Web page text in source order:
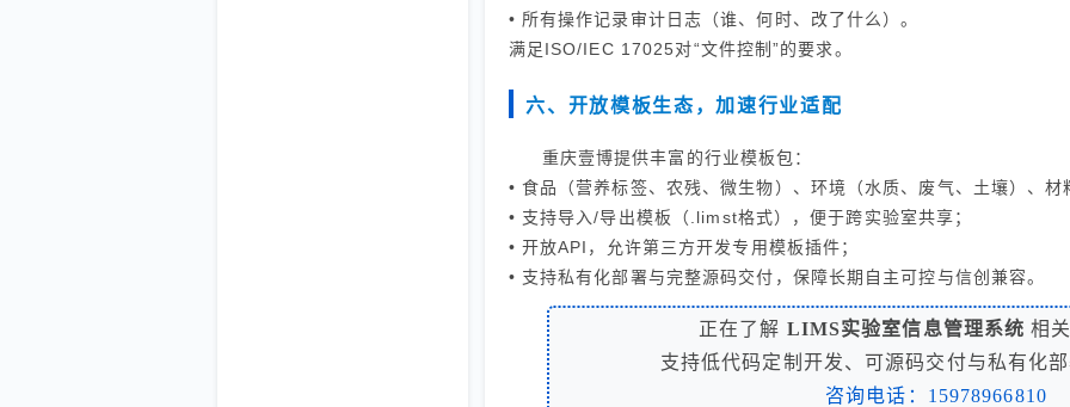
• 所有操作记录审计日志（谁、何时、改了什么）。
满足ISO/IEC 17025对“文件控制”的要求。
六、开放模板生态，加速行业适配
重庆壹博提供丰富的行业模板包：
• 食品（营养标签、农残、微生物）、环境（水质、废气、土壤）、
• 支持导入/导出模板（.limst格式），便于跨实验室共享；
• 开放API，允许第三方开发专用模板插件；
• 支持私有化部署与完整源码交付，保障长期自主可控与信创兼容。
正在了解 LIMS实验室信息管理系统 相
支持低代码定制开发、可源码交付与私有化
咨询电话：15978966810